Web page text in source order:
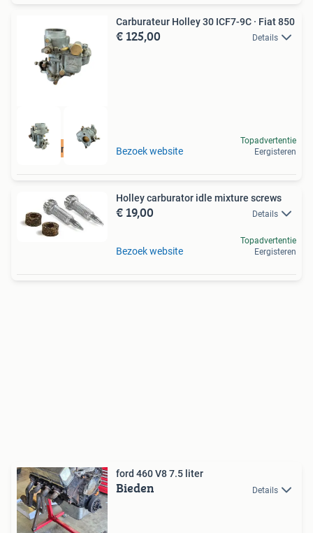
Revisie mogelijk
Carburateur Holley 30 ICF7-9C · Fiat 850
€ 125,00 Details
Bezoek website
Topadvertentie
Eergisteren
Holley carburator idle mixture screws
€ 19,00 Details
Bezoek website
Topadvertentie
Eergisteren
ford 460 V8 7.5 liter
Bieden Details